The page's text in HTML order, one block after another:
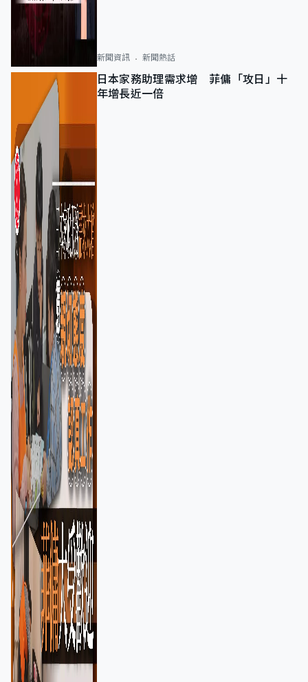
新聞資訊 新聞熱話
日本家務助理需求增 菲傭「攻日」十
年增長近一倍